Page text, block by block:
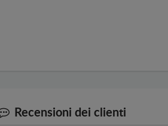
Recensioni dei clienti